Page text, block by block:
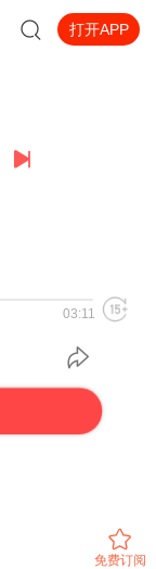
打开APP
03:11
免费订阅